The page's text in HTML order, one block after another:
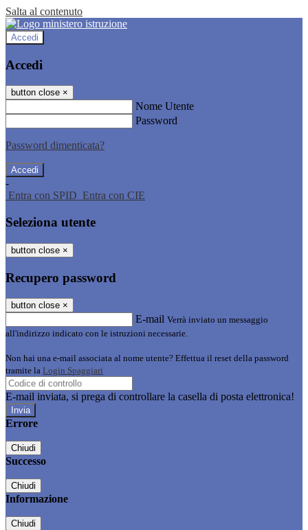
Salta al contenuto
Accedi
Accedi
button close ×
Nome Utente
Password
Password dimenticata?
-
Entra con SPID Entra con CIE
Seleziona utente
button close ×
Recupero password
button close ×
E-mail Verrà inviato un messaggio
all'indirizzo indicato con le istruzioni necessarie.
Non hai una e-mail associata al nome utente? Effettua il reset della password
tramite la Login Spaggiari
E-mail inviata, si prega di controllare la casella di posta elettronica!
Errore
Chiudi
Successo
Chiudi
Informazione
Chiudi